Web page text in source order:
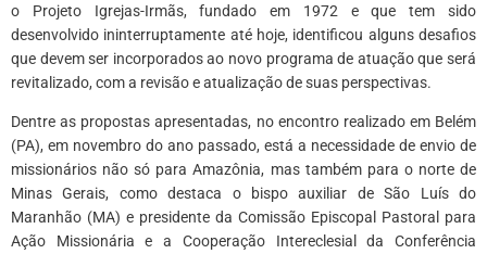
o Projeto Igrejas-Irmãs, fundado em 1972 e que tem sido
desenvolvido ininterruptamente até hoje, identificou alguns desafios
que devem ser incorporados ao novo programa de atuação que será
revitalizado, com a revisão e atualização de suas perspectivas.
Dentre as propostas apresentadas, no encontro realizado em Belém
(PA), em novembro do ano passado, está a necessidade de envio de
missionários não só para Amazônia, mas também para o norte de
Minas Gerais, como destaca o bispo auxiliar de São Luís do
Maranhão (MA) e presidente da Comissão Episcopal Pastoral para
Ação Missionária e a Cooperação Intereclesial da Conferência